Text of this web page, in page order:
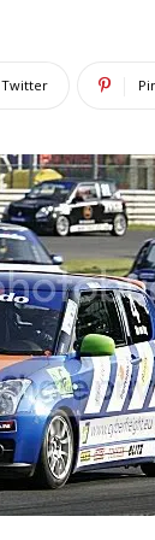
Twitter